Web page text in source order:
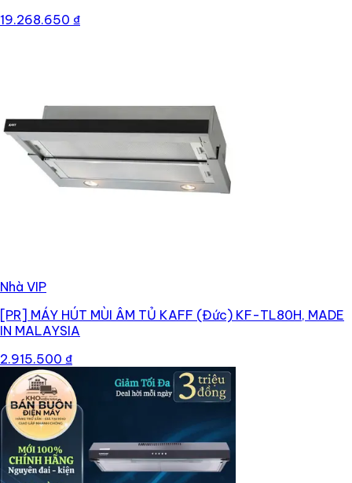
19.268.650 ₫
Nhà VIP
[PR] MÁY HÚT MÙI ÂM TỦ KAFF (Đức) KF-TL80H, MADE
IN MALAYSIA
2.915.500 ₫